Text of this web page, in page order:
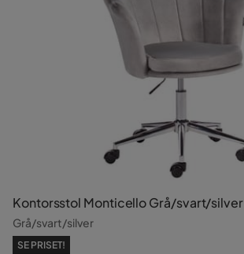
Kontorsstol Monticello Grå/svart/silver
Grå/svart/silver
SE PRISET!